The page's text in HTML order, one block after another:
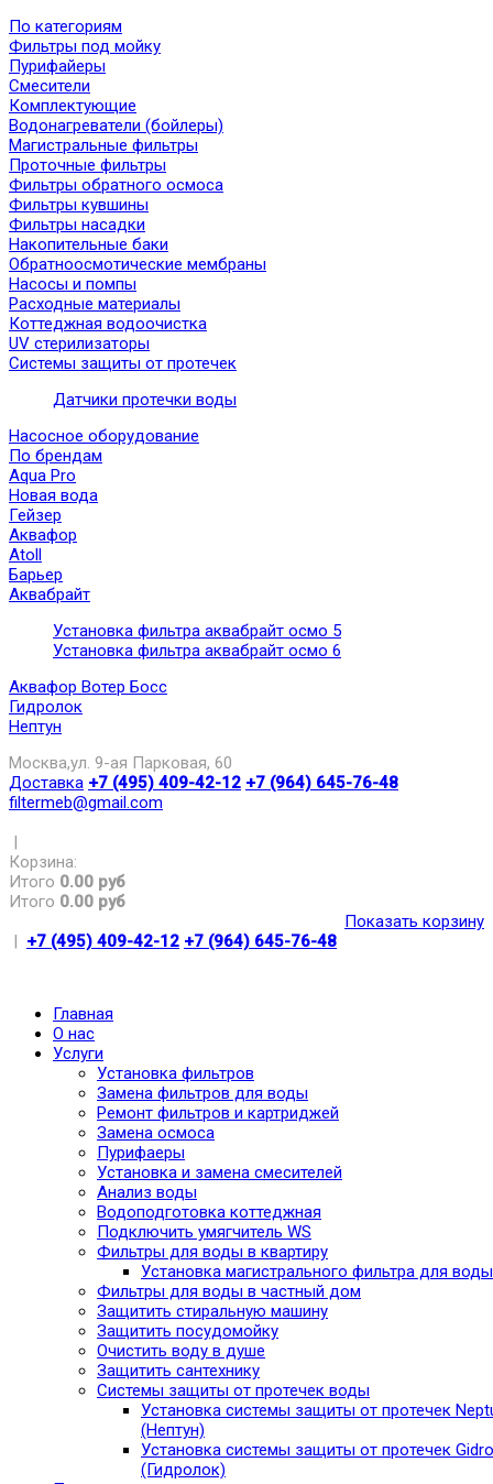
По категориям
Фильтры под мойку
Пурифайеры
Смесители
Комплектующие
Водонагреватели (бойлеры)
Магистральные фильтры
Проточные фильтры
Фильтры обратного осмоса
Фильтры кувшины
Фильтры насадки
Накопительные баки
Обратноосмотические мембраны
Насосы и помпы
Расходные материалы
Коттеджная водоочистка
UV стерилизаторы
Системы защиты от протечек
Датчики протечки воды
Насосное оборудование
По брендам
Aqua Pro
Новая вода
Гейзер
Аквафор
Atoll
Барьер
Аквабрайт
Установка фильтра аквабрайт осмо 5
Установка фильтра аквабрайт осмо 6
Аквафор Вотер Босс
Гидролок
Нептун
Москва,ул. 9-ая Парковая, 60
Доставка +7 (495) 409-42-12 +7 (964) 645-76-48
filtermeb@gmail.com
|
Корзина:
Итого 0.00 руб
Итого 0.00 руб
Показать корзину
| +7 (495) 409-42-12 +7 (964) 645-76-48
Главная
О нас
Услуги
Установка фильтров
Замена фильтров для воды
Ремонт фильтров и картриджей
Замена осмоса
Пурифаеры
Установка и замена смесителей
Анализ воды
Водоподготовка коттеджная
Подключить умягчитель WS
Фильтры для воды в квартиру
Установка магистрального фильтра для воды
Фильтры для воды в частный дом
Защитить стиральную машину
Защитить посудомойку
Очистить воду в душе
Защитить сантехнику
Системы защиты от протечек воды
Установка системы защиты от протечек
(Нептун)
Установка системы защиты от протечек
(Гидролок)